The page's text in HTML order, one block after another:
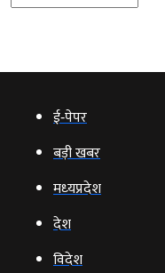
ई‑पेपर
बड़ी खबर
मध्‍यप्रदेश
देश
विदेश